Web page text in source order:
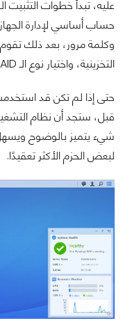
حساب أساسي لإدارة
وكلمة مرور، بعد ذلك
التخزينية، واختيار نوع الـ RAID الذي ستعتمد عليه في عملية التخزين.
شيء يتميز بالوضوح
لبعض الحزم الأكثر تعقيدًا.